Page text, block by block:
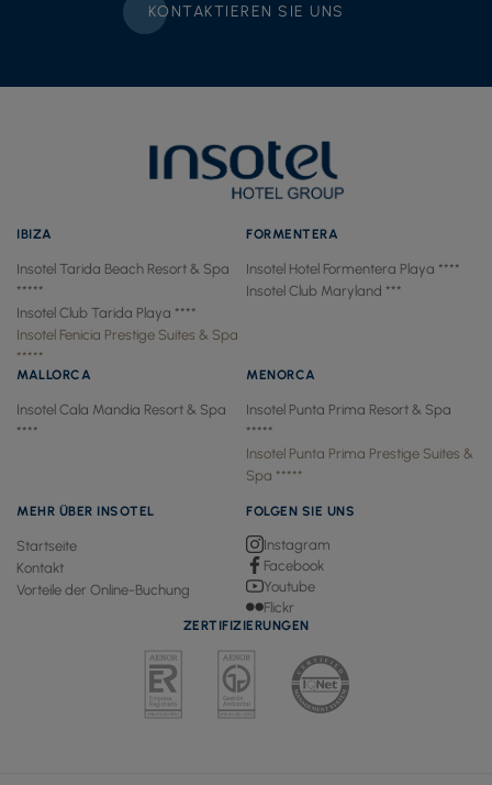
KONTAKTIEREN SIE UNS
IBIZA
Insotel Tarida Beach Resort & Spa
*****
Insotel Club Tarida Playa ****
Insotel Fenicia Prestige Suites & Spa
*****
FORMENTERA
Insotel Hotel Formentera Playa ****
Insotel Club Maryland ***
MALLORCA
Insotel Cala Mandía Resort & Spa
****
MENORCA
Insotel Punta Prima Resort & Spa
*****
Insotel Punta Prima Prestige Suites &
Spa *****
MEHR ÜBER INSOTEL
Startseite
Kontakt
Vorteile der Online-Buchung
FOLGEN SIE UNS
Instagram
Facebook
Youtube
Flickr
ZERTIFIZIERUNGEN